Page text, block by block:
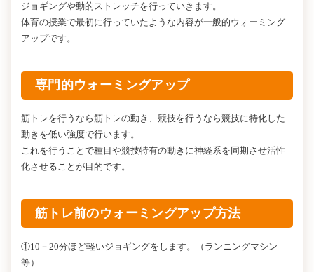
ジョギングや動的ストレッチを行っていきます。
体育の授業で最初に行っていたような内容が一般的ウォーミング
アップです。
専門的ウォーミングアップ
筋トレを行うなら筋トレの動き、競技を行うなら競技に特化した
動きを低い強度で行います。
これを行うことで種目や競技特有の動きに神経系を同期させ活性
化させることが目的です。
筋トレ前のウォーミングアップ方法
①10－20分ほど軽いジョギングをします。（ランニングマシン
等）